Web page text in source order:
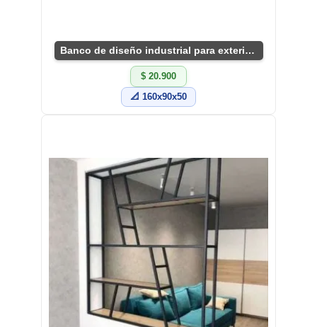
Banco de diseño industrial para exteriores
$ 20.900
📐 160x90x50